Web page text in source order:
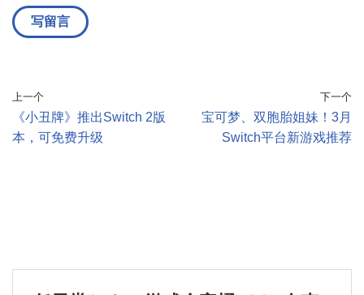
上一个
《小丑牌》推出Switch 2版
本，可免费升级
下一个
宝可梦、双胞胎姐妹！3月
Switch平台新游戏推荐